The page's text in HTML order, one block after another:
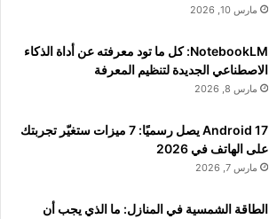
مارس 10, 2026
NotebookLM: كل ما تود معرفته عن أداة الذكاء
الاصطناعي الجديدة لتنظيم المعرفة
مارس 8, 2026
Android 17 يصل رسميًا: 7 ميزات ستغيّر تجربتك
على الهاتف في 2026
مارس 7, 2026
الطاقة الشمسية في المنازل: ما الذي يجب أن